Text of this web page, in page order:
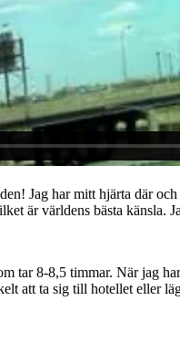
Jag har mitt hjärta där
är världens bästa känsla.
8-8,5 timmar. När jag
att ta sig till hotellet eller